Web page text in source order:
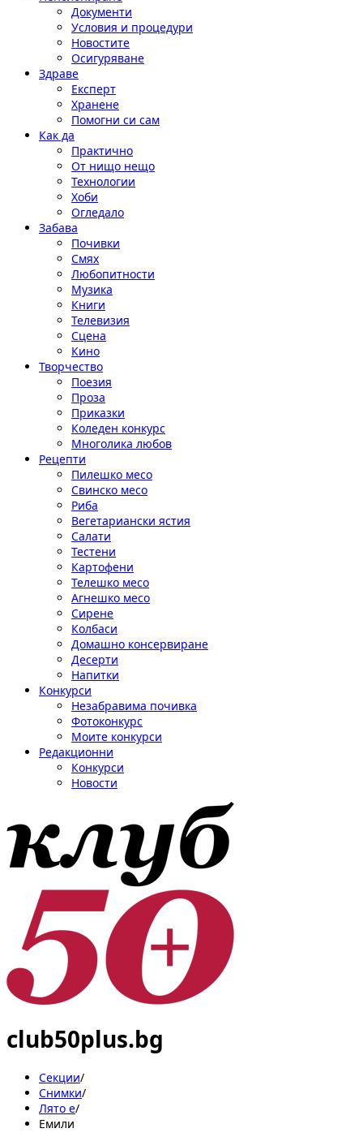
Документи
Условия и процедури
Новостите
Осигуряване
Здраве
Експерт
Хранене
Помогни си сам
Как да
Практично
От нищо нещо
Технологии
Хоби
Огледало
Забава
Почивки
Смях
Любопитности
Музика
Книги
Телевизия
Сцена
Кино
Творчество
Поезия
Проза
Приказки
Коледен конкурс
Многолика любов
Рецепти
Пилешко месо
Свинско месо
Риба
Вегетариански ястия
Салати
Тестени
Картофени
Телешко месо
Агнешко месо
Сирене
Колбаси
Домашно консервиране
Десерти
Напитки
Конкурси
Незабравима почивка
Фотоконкурс
Моите конкурси
Редакционни
Конкурси
Новости
club50plus.bg
Секции/
Снимки/
Лято е/
Емили